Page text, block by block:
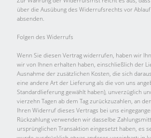
über die Ausübung des Widerrufsrechts vor
absenden.
Folgen des Widerrufs
Wenn Sie diesen Vertrag widerrufen, haben wir
wir von Ihnen erhalten haben, einschließlich der
Ausnahme der zusätzlichen Kosten, die sich
eine andere Art der Lieferung als die von uns
Standardlieferung gewählt haben), unverzüglich
vierzehn Tagen ab dem Tag zurückzuzahlen, an
Ihren Widerruf dieses Vertrags bei uns
Rückzahlung verwenden wir dasselbe
ursprünglichen Transaktion eingesetzt haben, es